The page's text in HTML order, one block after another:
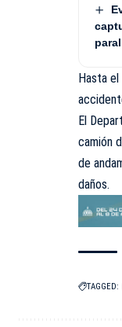
Hasta
El
camión
de
daños.
TAGGED: